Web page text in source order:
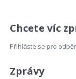
Chcete víc
Přihláste se pro
Zprávy